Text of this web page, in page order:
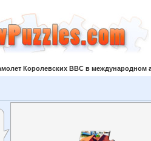
Королевских ВВС в международном